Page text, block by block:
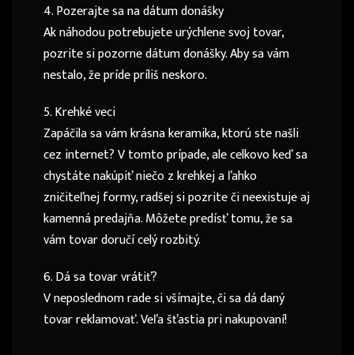
4. Pozerajte sa na dátum donášky
Ak náhodou potrebujete urýchlene svoj tovar,
pozrite si pozorne dátum donášky. Aby sa vám
nestalo, že príde príliš neskoro.
5. Krehké veci
Zapáčila sa vám krásna keramika, ktorú ste našli
cez internet? V tomto prípade, ale celkovo keď sa
chystáte nakúpiť niečo z krehkej a ľahko
zničiteľnej formy, radšej si pozrite či neexistuje aj
kamenná predajňa. Môžete predísť tomu, že sa
vám tovar doručí celý rozbitý.
6. Dá sa tovar vrátiť?
V neposlednom rade si všímajte, či sa dá daný
tovar reklamovať. Veľa šťastia pri nakupovaní!